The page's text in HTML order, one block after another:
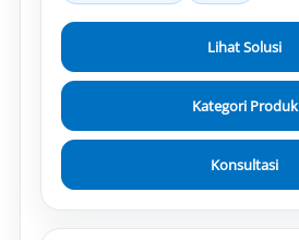
Lihat Solusi
Kategori Produk
Konsultasi